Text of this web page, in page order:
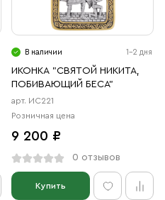
В наличии 1-2 дня
ИКОНКА "СВЯТОЙ НИКИТА,
ПОБИВАЮЩИЙ БЕСА"
арт. ИС221
Розничная цена
9 200 ₽
0 отзывов
Купить